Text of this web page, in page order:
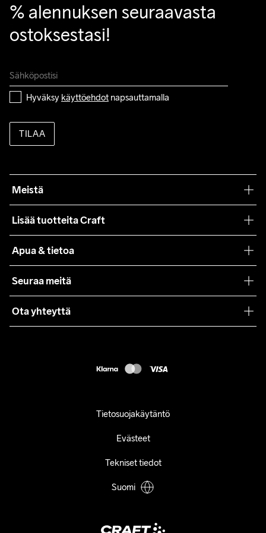
% alennuksen seuraavasta
ostoksestasi!
Hyväksy käyttöehdot napsauttamalla
TILAA
Meistä
Lisää tuotteita Craft
Yhteistyöt
Lehdistö
Apua & tietoa
Käyttöehdot
Asiakaspalvelu
Seuraa meitä
Ota yhteyttä
Tietosuojakäytäntö
Evästeet
Tekniset tiedot
Suomi